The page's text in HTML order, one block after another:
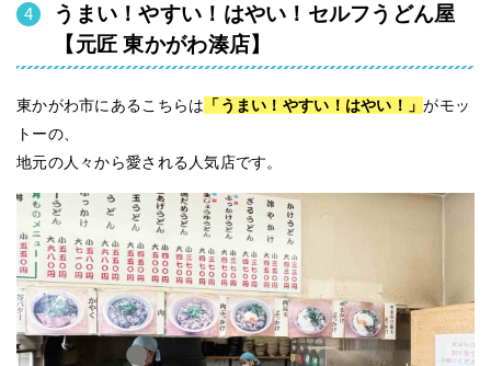
うまい！やすい！はやい！セルフうどん屋
【元匠 東かがわ湊店】
東かがわ市にあるこちらは 「うまい！やすい！はやい！」がモッ
トーの、
地元の人々から愛される人気店です。